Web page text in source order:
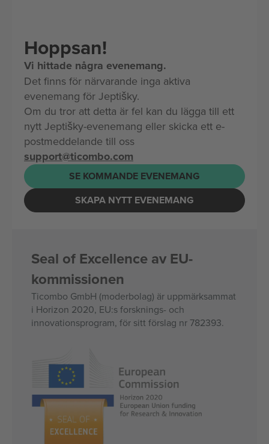
Hoppsan!
Vi hittade några evenemang.
Det finns för närvarande inga aktiva
evenemang för Jeptišky.
Om du tror att detta är fel kan du lägga till ett
nytt Jeptišky-evenemang eller skicka ett e-
postmeddelande till oss
support@ticombo.com
SE KOMMANDE EVENEMANG
SKAPA NYTT EVENEMANG
Seal of Excellence av EU-
kommissionen
Ticombo GmbH (moderbolag) är uppmärksammat
i Horizon 2020, EU:s forsknings- och
innovationsprogram, för sitt förslag nr 782393.